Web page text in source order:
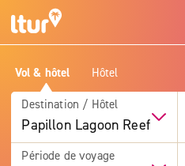
Vol & hôtel Hôtel
Destination / Hôtel
Papillon Lagoon Reef
Période de voyage